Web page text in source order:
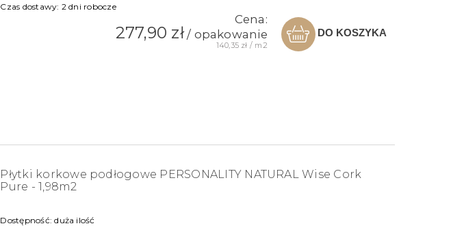
Czas dostawy: 2 dni robocze
Cena:
277,90 zł/ opakowanie
140,35 zł / m2
DO KOSZYKA
Płytki korkowe podłogowe PERSONALITY NATURAL Wise Cork
Pure - 1,98m2
Dostępność: duża ilość